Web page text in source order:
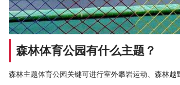
森林体育公园有什么主题？
森林主题体育公园关键可进行室外攀岩运动、森林